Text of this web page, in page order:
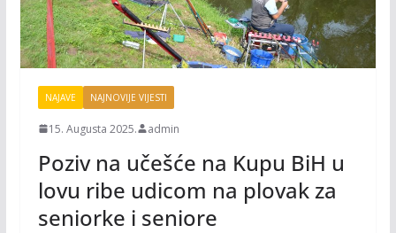
NAJAVE NAJNOVIJE VIJESTI
15. Augusta 2025. admin
Poziv na učešće na Kupu BiH u
lovu ribe udicom na plovak za
seniorke i seniore